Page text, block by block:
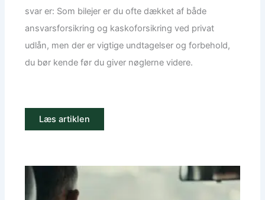
svar er: Som bilejer er du ofte dækket af både
ansvarsforsikring og kaskoforsikring ved privat
udlån, men der er vigtige undtagelser og forbehold,
du bør kende før du giver nøglerne videre.
Læs artiklen